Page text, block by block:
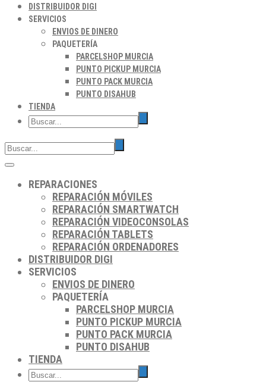
DISTRIBUIDOR DIGI
SERVICIOS
ENVIOS DE DINERO
PAQUETERÍA
PARCELSHOP MURCIA
PUNTO PICKUP MURCIA
PUNTO PACK MURCIA
PUNTO DISAHUB
TIENDA
REPARACIONES
REPARACIÓN MÓVILES
REPARACIÓN SMARTWATCH
REPARACIÓN VIDEOCONSOLAS
REPARACIÓN TABLETS
REPARACIÓN ORDENADORES
DISTRIBUIDOR DIGI
SERVICIOS
ENVIOS DE DINERO
PAQUETERÍA
PARCELSHOP MURCIA
PUNTO PICKUP MURCIA
PUNTO PACK MURCIA
PUNTO DISAHUB
TIENDA